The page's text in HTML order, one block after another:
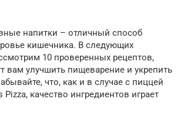
напитки – отличный способ
кишечника. В следующих
10 проверенных рецептов,
вам улучшить пищеварение и укрепить
что, как и в случае с пиццей
Pizza, качество ингредиентов играет